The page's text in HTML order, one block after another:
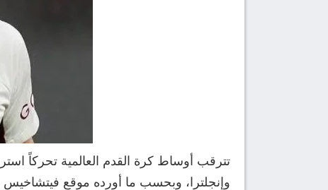
تترقب أوساط كرة القدم العالمية تحركاً
وإنجلترا، وبحسب ما أورده موقع فيتشاخيس